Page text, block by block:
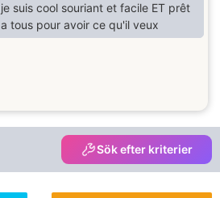
je suis cool souriant et facile ET prêt
a tous pour avoir ce qu'il veux
Sök efter kriterier